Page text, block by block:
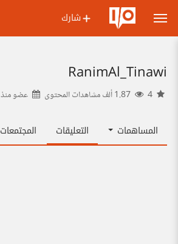
شارك
RanimAl_Tinawi
عضو منذ
المساهمات التعليقات المجتمعات